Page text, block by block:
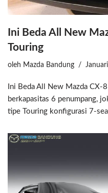
Ini Beda All New
Touring
oleh Mazda Bandung
Ini Beda All New Mazda CX-
berkapasitas 6 penumpang,
tipe Touring konfigurasi 7-